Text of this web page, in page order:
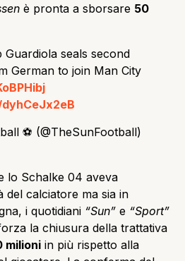
è pronta a sborsare 50
Guardiola seals second
German to join Man City
⚽ (@TheSunFootball)
lo Schalke 04 aveva
del calciatore ma sia in
i quotidiani “Sun” e “Sport”
la chiusura della trattativa
milioni in più rispetto alla